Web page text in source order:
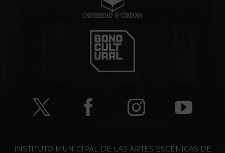
INSTITUTO MUNICIPAL DE LAS ARTES ESCÉNICAS DE